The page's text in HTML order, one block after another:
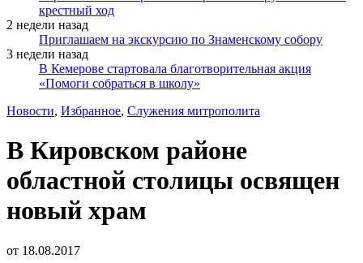
крестный ход
2 недели назад
Приглашаем на экскурсию по Знаменскому собору
3 недели назад
В Кемерове стартовала благотворительная акция
«Помоги собраться в школу»
Новости, Избранное, Служения митрополита
В Кировском районе
областной столицы освящен
новый храм
от 18.08.2017